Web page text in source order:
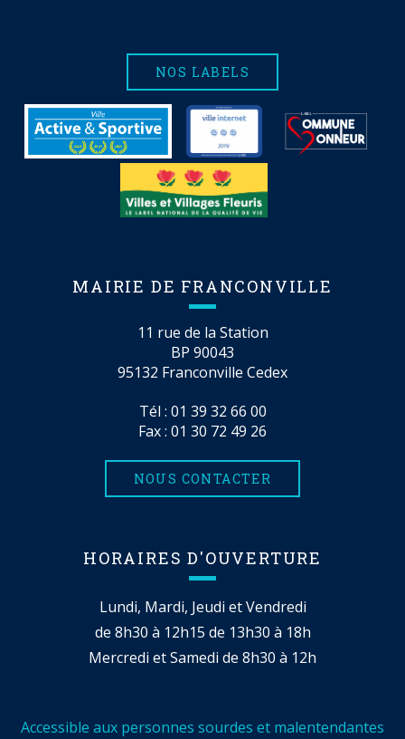
NOS LABELS
MAIRIE DE FRANCONVILLE
11 rue de la Station
BP 90043
95132 Franconville Cedex
Tél : 01 39 32 66 00
Fax : 01 30 72 49 26
NOUS CONTACTER
HORAIRES D'OUVERTURE
Lundi, Mardi, Jeudi et Vendredi
de 8h30 à 12h15 de 13h30 à 18h
Mercredi et Samedi de 8h30 à 12h
Accessible aux personnes sourdes et malentendantes